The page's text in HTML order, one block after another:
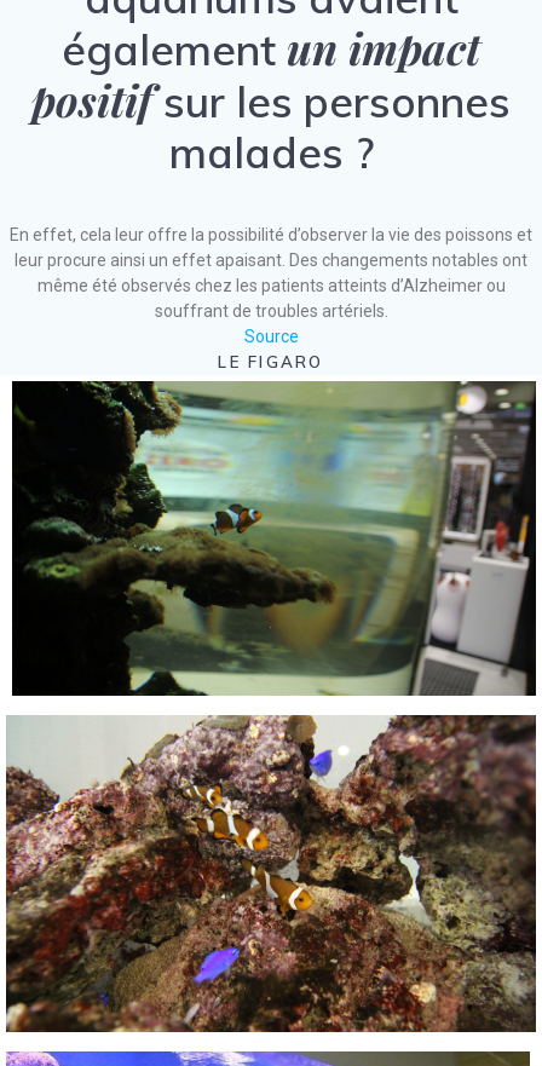
également un impact
positifsur les personnes
malades ?
En effet, cela leur offre la possibilité d’observer la vie des poissons et
leur procure ainsi un effet apaisant. Des changements notables ont
même été observés chez les patients atteints d’Alzheimer ou
souffrant de troubles artériels.
Source
LE FIGARO